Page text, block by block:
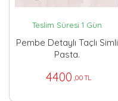
Teslim Süresi 1 Gün
Pembe Detaylı Taçlı Simli
Pasta.
4400 ,00 TL